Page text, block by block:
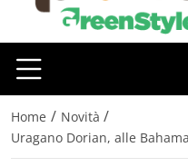
Home / Novità /
Uragano Dorian, alle